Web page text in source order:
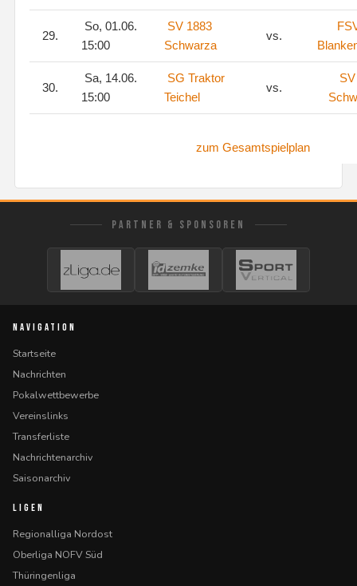
29.
So, 01.06.
15:00
SV 1883
Schwarza
vs.
30.
Sa, 14.06.
15:00
SG Traktor
Teichel
vs.
zum Gesamtspielplan
PARTNER & SPONSOREN
NAVIGATION
Startseite
Nachrichten
Pokalwettbewerbe
Vereinslinks
Transferliste
Nachrichtenarchiv
Saisonarchiv
LIGEN
Regionalliga Nordost
Oberliga NOFV Süd
Thüringenliga